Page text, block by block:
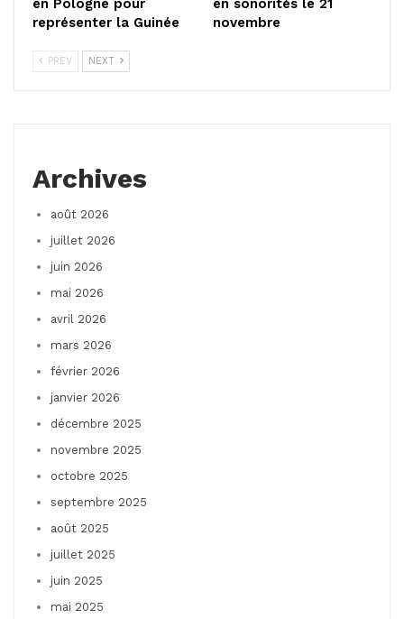
en Pologne pour
représenter la Guinée
en sonorités le 21
novembre
PREV NEXT
Archives
août 2026
juillet 2026
juin 2026
mai 2026
avril 2026
mars 2026
février 2026
janvier 2026
décembre 2025
novembre 2025
octobre 2025
septembre 2025
août 2025
juillet 2025
juin 2025
mai 2025